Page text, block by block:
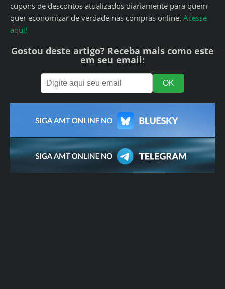
cupons de descontos atualizados diariamente para quem
quer economizar de verdade nas compras online. Acesse
aqui!
Gostou deste artigo? Receba mais como este
em seu email: